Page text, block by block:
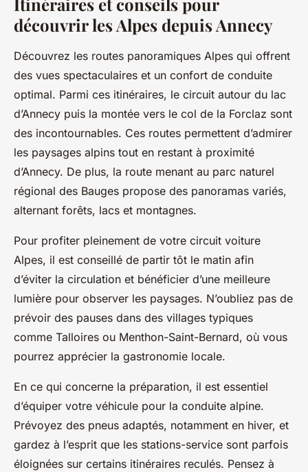
découvrir les Alpes depuis Annecy
Découvrez les routes panoramiques Alpes qui offrent
des vues spectaculaires et un confort de conduite
optimal. Parmi ces itinéraires, le circuit autour du lac
d’Annecy puis la montée vers le col de la Forclaz sont
des incontournables. Ces routes permettent d’admirer
les paysages alpins tout en restant à proximité
d’Annecy. De plus, la route menant au parc naturel
régional des Bauges propose des panoramas variés,
alternant forêts, lacs et montagnes.
Pour profiter pleinement de votre circuit voiture
Alpes, il est conseillé de partir tôt le matin afin
d’éviter la circulation et bénéficier d’une meilleure
lumière pour observer les paysages. N’oubliez pas de
prévoir des pauses dans des villages typiques
comme Talloires ou Menthon-Saint-Bernard, où vous
pourrez apprécier la gastronomie locale.
En ce qui concerne la préparation, il est essentiel
d’équiper votre véhicule pour la conduite alpine.
Prévoyez des pneus adaptés, notamment en hiver, et
gardez à l’esprit que les stations-service sont parfois
éloignées sur certains itinéraires reculés. Pensez à